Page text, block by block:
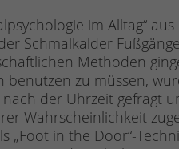
im Alltag“
Schmalkalder
Methoden
zu müssen,
der Uhrzeit
Wahrscheinlichkeit
„Foot in the Door“-